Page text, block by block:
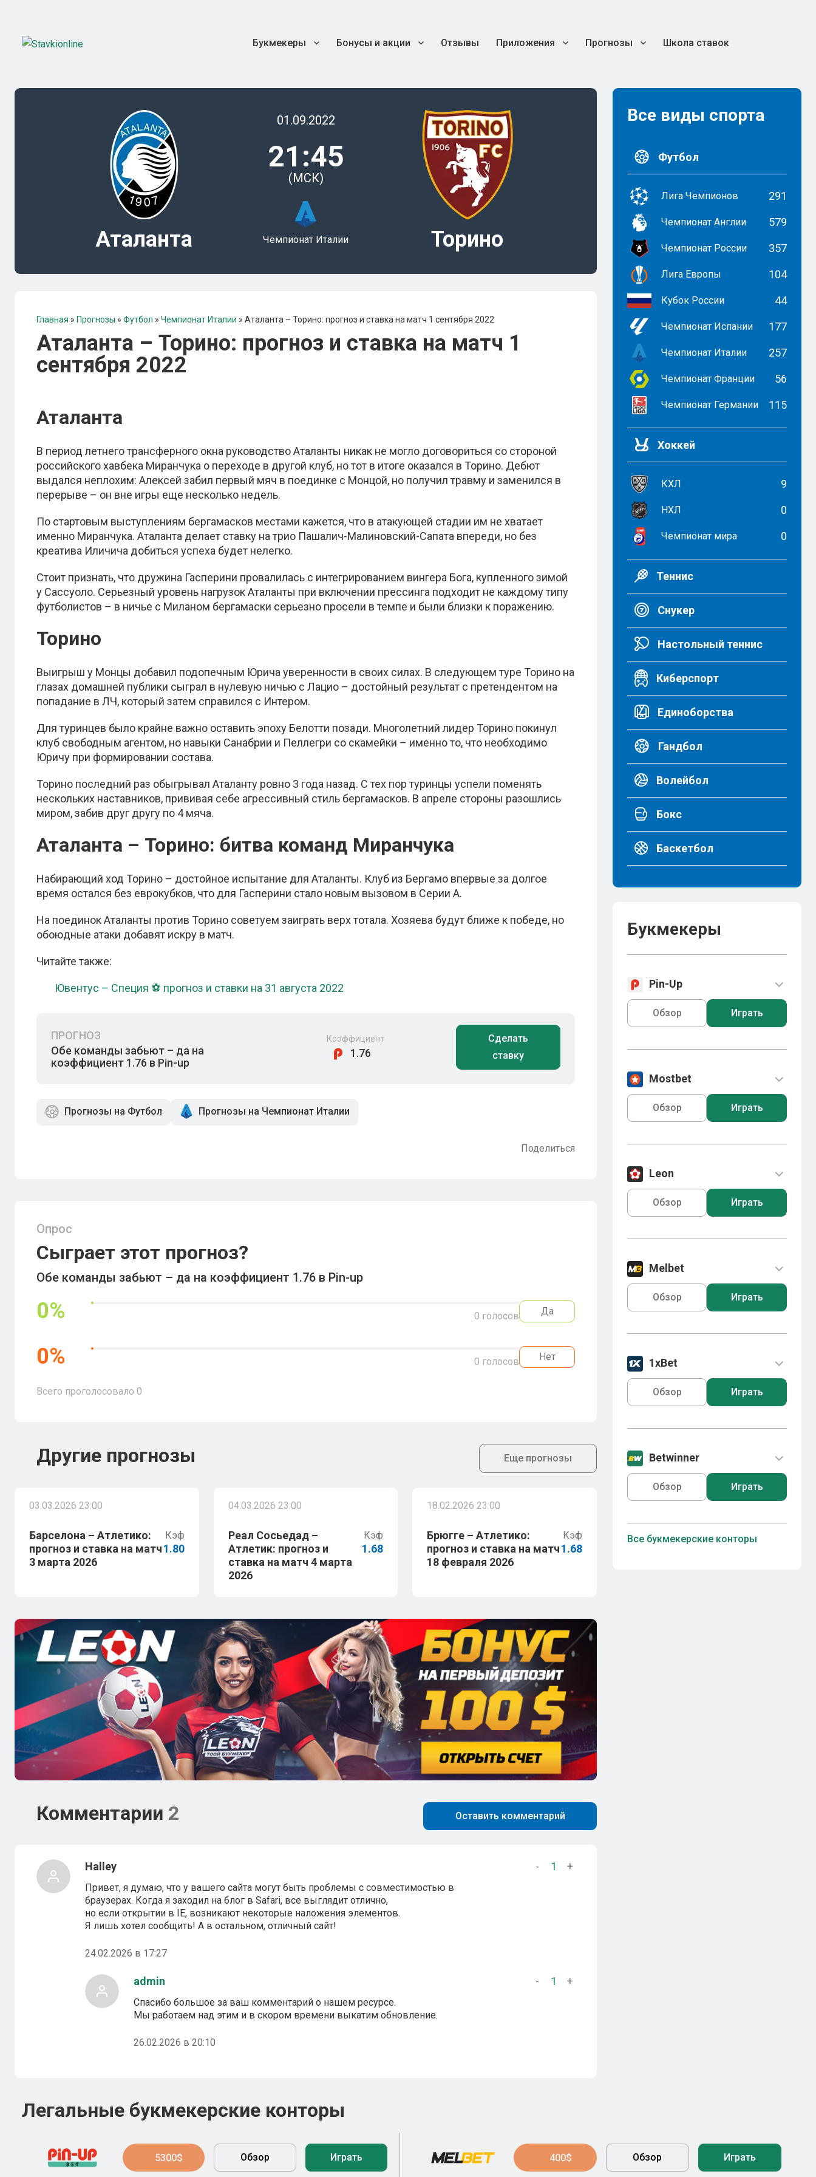
Букмекеры Бонусы и акции Отзывы Приложения Прогнозы Школа ставок
Аталанта
01.09.2022
21:45
(МСК)
Чемпионат Италии Торино
Главная » Прогнозы » Футбол » Чемпионат Италии » Аталанта – Торино: прогноз и ставка на матч 1 сентября 2022
Аталанта – Торино: прогноз и ставка на матч 1
сентября 2022
Аталанта
В период летнего трансферного окна руководство Аталанты никак не могло договориться со стороной
российского хавбека Миранчука о переходе в другой клуб, но тот в итоге оказался в Торино. Дебют
выдался неплохим: Алексей забил первый мяч в поединке с Монцой, но получил травму и заменился в
перерыве – он вне игры еще несколько недель.
По стартовым выступлениям бергамасков местами кажется, что в атакующей стадии им не хватает
именно Миранчука. Аталанта делает ставку на трио Пашалич-Малиновский-Сапата впереди, но без
креатива Иличича добиться успеха будет нелегко.
Стоит признать, что дружина Гасперини провалилась с интегрированием вингера Бога, купленного зимой
у Сассуоло. Серьезный уровень нагрузок Аталанты при включении прессинга подходит не каждому типу
футболистов – в ничье с Миланом бергамаски серьезно просели в темпе и были близки к поражению.
Торино
Выигрыш у Монцы добавил подопечным Юрича уверенности в своих силах. В следующем туре Торино на
глазах домашней публики сыграл в нулевую ничью с Лацио – достойный результат с претендентом на
попадание в ЛЧ, который затем справился с Интером.
Для туринцев было крайне важно оставить эпоху Белотти позади. Многолетний лидер Торино покинул
клуб свободным агентом, но навыки Санабрии и Пеллегри со скамейки – именно то, что необходимо
Юричу при формировании состава.
Торино последний раз обыгрывал Аталанту ровно 3 года назад. С тех пор туринцы успели поменять
нескольких наставников, прививая себе агрессивный стиль бергамасков. В апреле стороны разошлись
миром, забив друг другу по 4 мяча.
Аталанта – Торино: битва команд Миранчука
Набирающий ход Торино – достойное испытание для Аталанты. Клуб из Бергамо впервые за долгое
время остался без еврокубков, что для Гасперини стало новым вызовом в Серии А.
На поединок Аталанты против Торино советуем заиграть верх тотала. Хозяева будут ближе к победе, но
обоюдные атаки добавят искру в матч.
Читайте также:
Ювентус – Специя ⚽ прогноз и ставки на 31 августа 2022
ПРОГНОЗ
Обе команды забьют – да на
коэффициент 1.76 в Pin-up
Коэффициент
1.76
Сделать
ставку
Прогнозы на Футбол Прогнозы на Чемпионат Италии
Поделиться
Опрос
Сыграет этот прогноз?
Обе команды забьют – да на коэффициент 1.76 в Pin-up
0% 0 голосов Да
0% 0 голосов Нет
Всего проголосовало 0
Другие прогнозы Еще прогнозы
03.03.2026 23:00
Барселона – Атлетико:
прогноз и ставка на матч
3 марта 2026
Кэф
1.80
04.03.2026 23:00
Реал Сосьедад –
Атлетик: прогноз и
ставка на матч 4 марта
2026
Кэф
1.68
18.02.2026 23:00
Брюгге – Атлетико:
прогноз и ставка на матч
18 февраля 2026
Кэф
1.68
Комментарии 2 Оставить комментарий
Halley - 1 +
Привет, я думаю, что у вашего сайта могут быть проблемы с совместимостью в
браузерах. Когда я заходил на блог в Safari, все выглядит отлично,
но если открытии в IE, возникают некоторые наложения элементов.
Я лишь хотел сообщить! А в остальном, отличный сайт!
24.02.2026 в 17:27
admin - 1 +
Спасибо большое за ваш комментарий о нашем ресурсе.
Мы работаем над этим и в скором времени выкатим обновление.
26.02.2026 в 20:10
Все виды спорта
Футбол
Лига Чемпионов 291
Чемпионат Англии 579
Чемпионат России 357
Лига Европы 104
Кубок России 44
Чемпионат Испании 177
Чемпионат Италии 257
Чемпионат Франции 56
Чемпионат Германии 115
Хоккей
КХЛ 9
НХЛ 0
Чемпионат мира 0
Теннис
Снукер
Настольный теннис
Киберспорт
Единоборства
Гандбол
Волейбол
Бокс
Баскетбол
Букмекеры
Pin-Up
Обзор Играть
Mostbet
Обзор Играть
Leon
Обзор Играть
Melbet
Обзор Играть
1xBet
Обзор Играть
Betwinner
Обзор Играть
Все букмекерские конторы
Легальные букмекерские конторы
5300$ Обзор Играть 400$ Обзор Играть